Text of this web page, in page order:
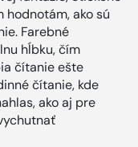
hodnotám, ako sú
Farebné
hĺbku, čím
čítanie ešte
čítanie, kde
ako aj pre